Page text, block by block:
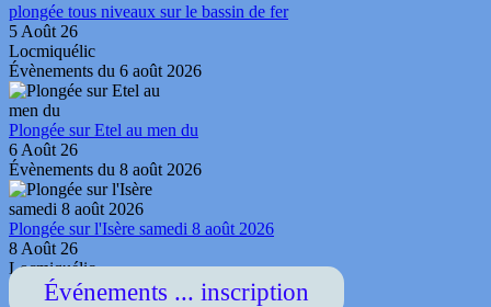
plongée tous niveaux sur le bassin de fer
5 Août 26
Locmiquélic
Évènements du 6 août 2026
Plongée sur Etel au men du
6 Août 26
Évènements du 8 août 2026
Plongée sur l'Isère samedi 8 août 2026
8 Août 26
Locmiquélic
Événements ... inscription